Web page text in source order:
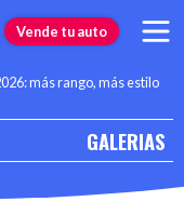
Vende tu auto
más rango, más estilo
GALERIAS